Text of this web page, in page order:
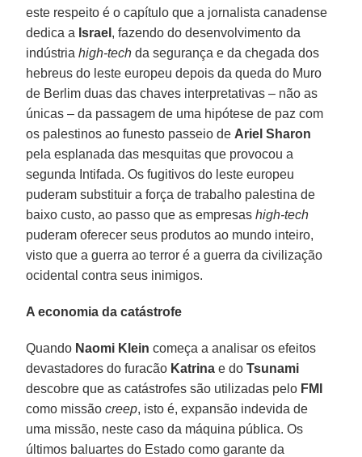
este respeito é o capítulo que a jornalista canadense
dedica a Israel , fazendo do desenvolvimento da
indústriahigh-tech da segurança e da chegada dos
hebreus do leste europeu depois da queda do Muro
de Berlim duas das chaves interpretativas – não as
únicas – da passagem de uma hipótese de paz com
os palestinos ao funesto passeio de Ariel Sharon
pela esplanada das mesquitas que provocou a
segunda Intifada. Os fugitivos do leste europeu
puderam substituir a força de trabalho palestina de
baixo custo, ao passo que as empresashigh-tech
puderam oferecer seus produtos ao mundo inteiro,
visto que a guerra ao terror é a guerra da civilização
ocidental contra seus inimigos.
A economia da catástrofe
Quando Naomi Klein começa a analisar os efeitos
devastadores do furacão Katrina e doTsunami
descobre que as catástrofes são utilizadas pelo FMI
como missãocreep, isto é, expansão indevida de
uma missão, neste caso da máquina pública. Os
últimos baluartes do Estado como garante da